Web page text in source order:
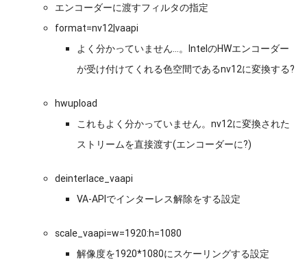
エンコーダーに渡すフィルタの指定
format=nv12|vaapi
よく分かっていません…。IntelのHWエンコーダー
が受け付けてくれる色空間であるnv12に変換する?
hwupload
これもよく分かっていません。nv12に変換された
ストリームを直接渡す(エンコーダーに?)
deinterlace_vaapi
VA-APIでインターレス解除をする設定
scale_vaapi=w=1920:h=1080
解像度を1920*1080にスケーリングする設定